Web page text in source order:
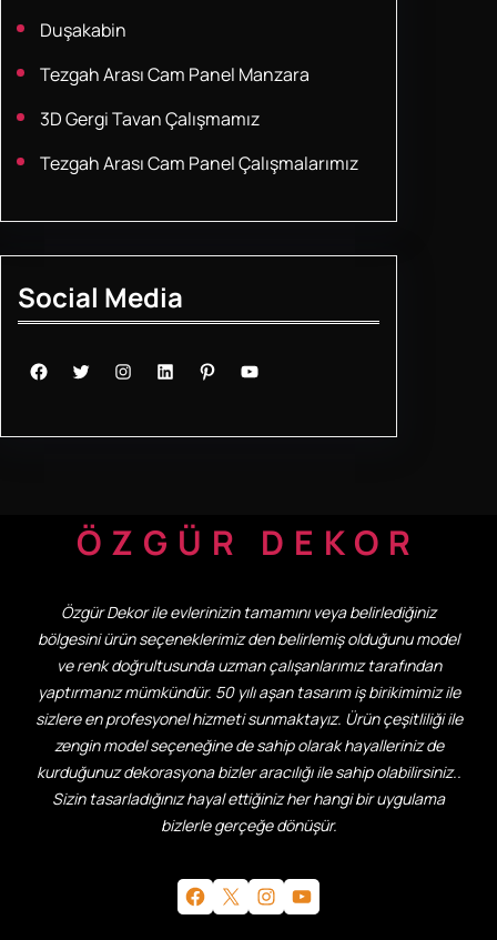
Duşakabin
Tezgah Arası Cam Panel Manzara
3D Gergi Tavan Çalışmamız
Tezgah Arası Cam Panel Çalışmalarımız
Social Media
Facebook Twitter Instagram LinkedIn Pinterest YouTube
ÖZGÜR DEKOR
Özgür Dekor ile evlerinizin tamamını veya belirlediğiniz
bölgesini ürün seçeneklerimiz den belirlemiş olduğunu model
ve renk doğrultusunda uzman çalışanlarımız tarafından
yaptırmanız mümkündür. 50 yılı aşan tasarım iş birikimimiz ile
sizlere en profesyonel hizmeti sunmaktayız. Ürün çeşitliliği ile
zengin model seçeneğine de sahip olarak hayalleriniz de
kurduğunuz dekorasyona bizler aracılığı ile sahip olabilirsiniz..
Sizin tasarladığınız hayal ettiğiniz her hangi bir uygulama
bizlerle gerçeğe dönüşür.
Facebook X Instagram YouTube